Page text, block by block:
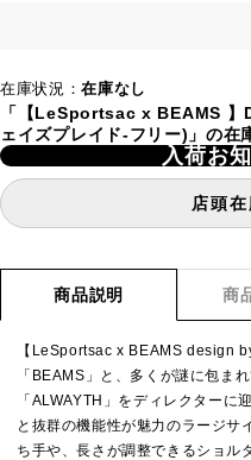
在庫状況：在庫なし
「【LeSportsac x BEAMS 】
ェイズプレイド-フリー)」の在
入荷お
店頭
商品説明 商
【LeSportsac x BEAMS design
「BEAMS」と、多くが謎に包ま
「ALWAYTH」をディレクターに
と抜群の機能性が魅力のラージサ
ち手や、長さが調整できるショル